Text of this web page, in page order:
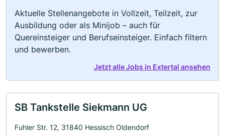
Aktuelle Stellenangebote in Vollzeit, Teilzeit, zur
Ausbildung oder als Minijob – auch für
Quereinsteiger und Berufseinsteiger. Einfach filtern
und bewerben.
Jetzt alle Jobs in Extertal ansehen
SB Tankstelle Siekmann UG
Fuhler Str. 12, 31840 Hessisch Oldendorf